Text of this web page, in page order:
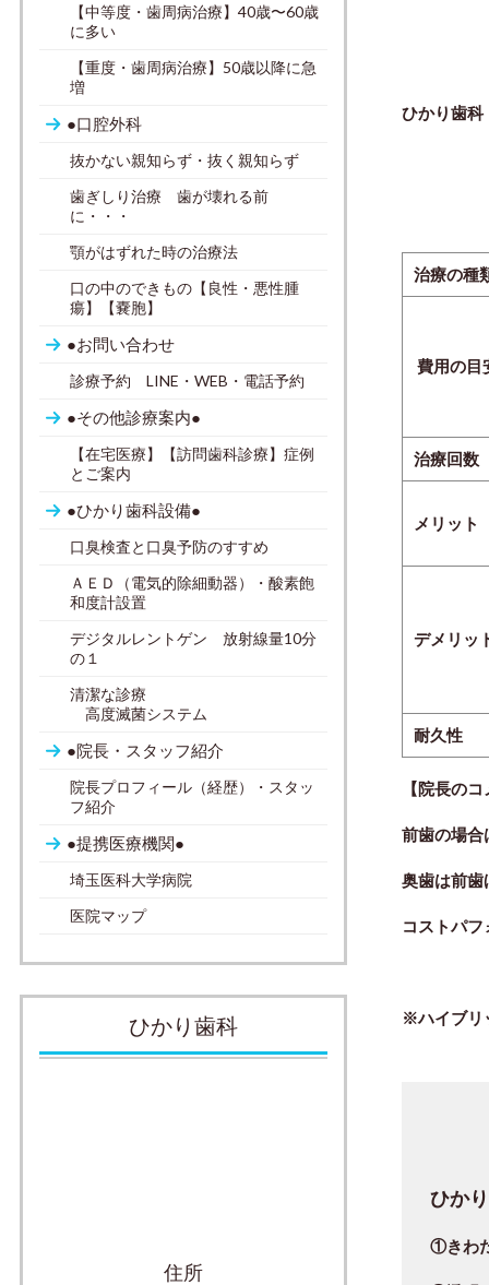
ひかり歯
治療の種
費用の目
治療回数
メリット
デメリッ
耐久性
【院長の
前歯の場合
奥歯は前歯
コストパ
※ハイブリ
ひか
①きわ
【中等度・歯周病治療】40歳〜60歳
に多い
【重度・歯周病治療】50歳以降に急
増
●口腔外科
抜かない親知らず・抜く親知らず
歯ぎしり治療 歯が壊れる前
に・・・
顎がはずれた時の治療法
口の中のできもの【良性・悪性腫
瘍】【嚢胞】
●お問い合わせ
診療予約 LINE・WEB・電話予約
●その他診療案内●
【在宅医療】【訪問歯科診療】症例
とご案内
●ひかり歯科設備●
口臭検査と口臭予防のすすめ
ＡＥＤ（電気的除細動器）・酸素飽
和度計設置
デジタルレントゲン 放射線量10分
の１
清潔な診療
高度滅菌システム
●院長・スタッフ紹介
院長プロフィール（経歴）・スタッ
フ紹介
●提携医療機関●
埼玉医科大学病院
医院マップ
ひかり歯科
住所